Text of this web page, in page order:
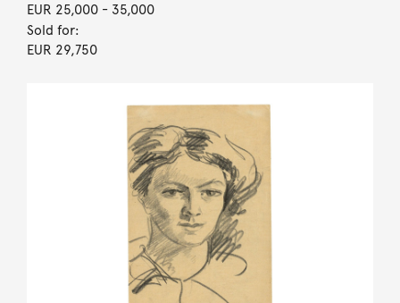
EUR 25,000- 35,000
Sold for:
EUR 29,750